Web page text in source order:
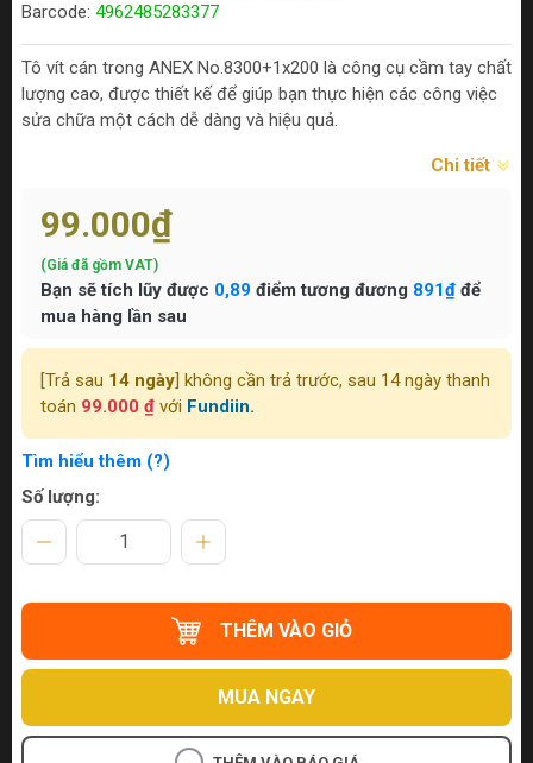
Barcode: 4962485283377
Tô vít cán trong ANEX No.8300+1x200 là công cụ cầm tay chất
lượng cao, được thiết kế để giúp bạn thực hiện các công việc
sửa chữa một cách dễ dàng và hiệu quả.
Chi tiết
99.000₫
(Giá đã gồm VAT)
Bạn sẽ tích lũy được 0,89 điểm tương đương 891₫ để
mua hàng lần sau
[Trả sau 14 ngày ] không cần trả trước, sau 14 ngày thanh
toán 99.000 ₫ với Fundiin.
Tìm hiểu thêm (?)
Số lượng:
THÊM VÀO GIỎ
MUA NGAY